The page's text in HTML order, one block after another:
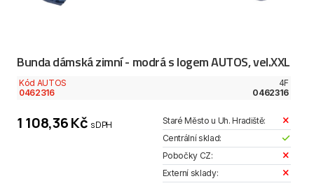
Bunda dámská zimní - modrá s logem AUTOS, vel.XXL
Kód AUTOS
0462316
4F
0462316
1 108,36 Kč s DPH
Staré Město u Uh. Hradiště:
Centrální sklad:
Pobočky CZ:
Externí sklady: